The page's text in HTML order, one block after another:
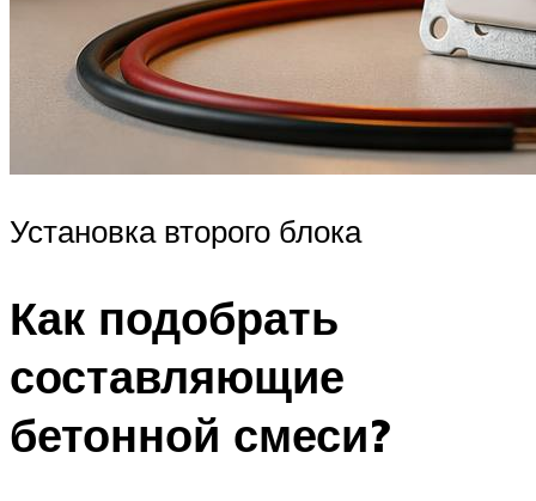
Установка второго блока
Как подобрать
составляющие
бетонной смеси?